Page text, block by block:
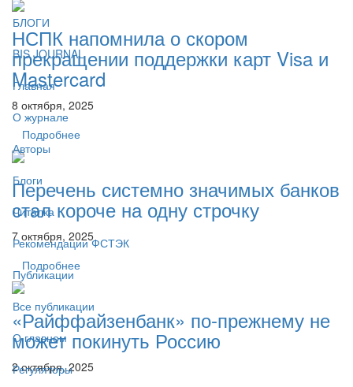
БЛОГИ
BIS JOURNAL
Главная
О журнале
Авторы
Блоги
Читалка
Рекомендации ФСТЭК
Публикации
Все публикации
О главном
Регуляторы
НСПК напомнила о скором
прекращении поддержки карт Visa и
Mastercard
8 октября, 2025
Подробнее
Перечень системно значимых банков
стал короче на одну строчку
7 октября, 2025
Подробнее
«Райффайзенбанк» по-прежнему не
может покинуть Россию
2 октября, 2025